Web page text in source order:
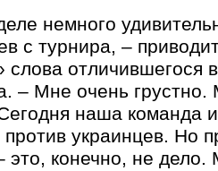
немного
с турнира, –
слова
– Мне очень
наша команда
украинцев. Но
это, конечно, не